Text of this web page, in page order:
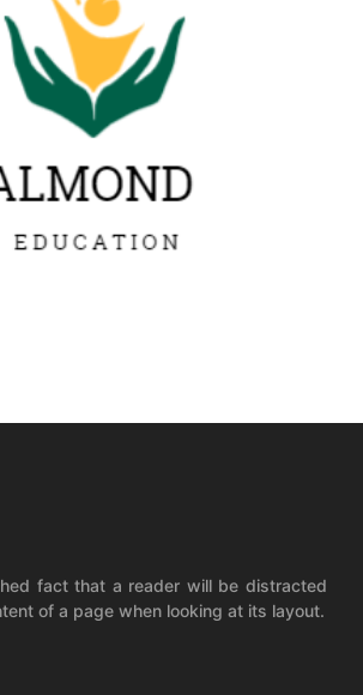
fact that a reader will be distracted
of a page when looking at its layout.